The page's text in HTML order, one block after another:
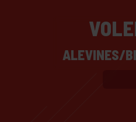
ALEVINES/